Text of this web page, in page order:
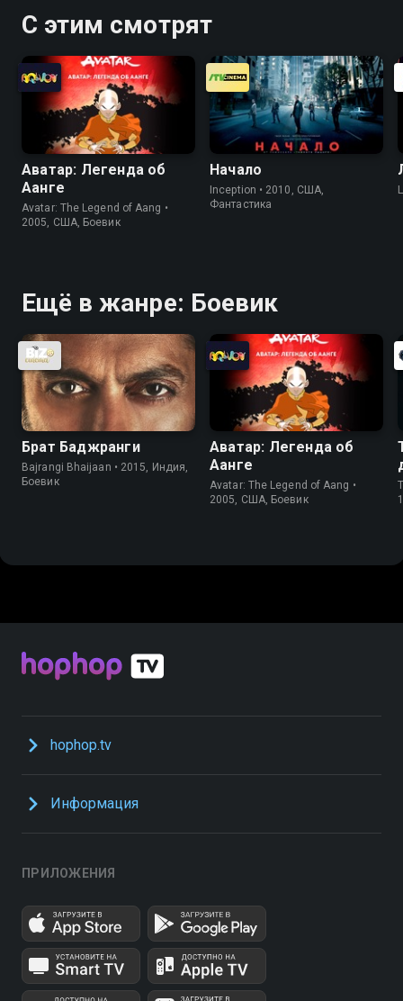
С этим смотрят
Аватар: Легенда об
Аанге
Avatar: The Legend of Aang •
2005, США, Боевик
Начало
Inception • 2010, США,
Фантастика
Ещё в жанре: Боевик
Брат Баджранги
Bajrangi Bhaijaan • 2015, Индия,
Боевик
Аватар: Легенда об
Аанге
Avatar: The Legend of Aang •
2005, США, Боевик
hophop.tv
Информация
ПРИЛОЖЕНИЯ